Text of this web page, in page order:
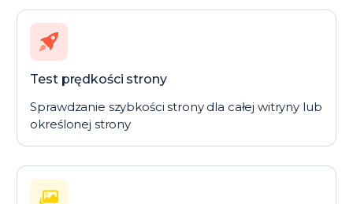
Test prędkości strony
Sprawdzanie szybkości strony dla całej witryny lub
określonej strony